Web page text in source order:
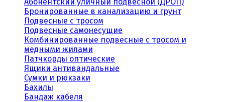
Бронированные в канализацию и грунт
Подвесные с тросом
Подвесные самонесущие
Комбинированные подвесные с тросом и
медными жилами
Патчкорды оптические
Ящики антивандальные
Сумки и рюкзаки
Бахилы
Бандаж кабеля